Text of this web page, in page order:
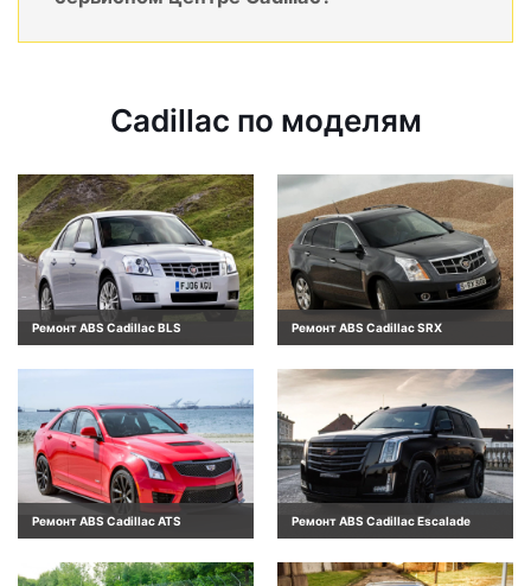
Cadillac по моделям
Ремонт ABS Cadillac BLS Ремонт ABS Cadillac SRX
Ремонт ABS Cadillac ATS Ремонт ABS Cadillac Escalade